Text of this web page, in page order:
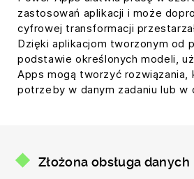
zastosowań aplikacji i może
cyfrowej transformacji
Dzięki aplikacjom tworzonym od
podstawie określonych modeli,
Apps mogą tworzyć rozwiązania,
potrzeby w danym zadaniu lub w
Złożona obsługa danych